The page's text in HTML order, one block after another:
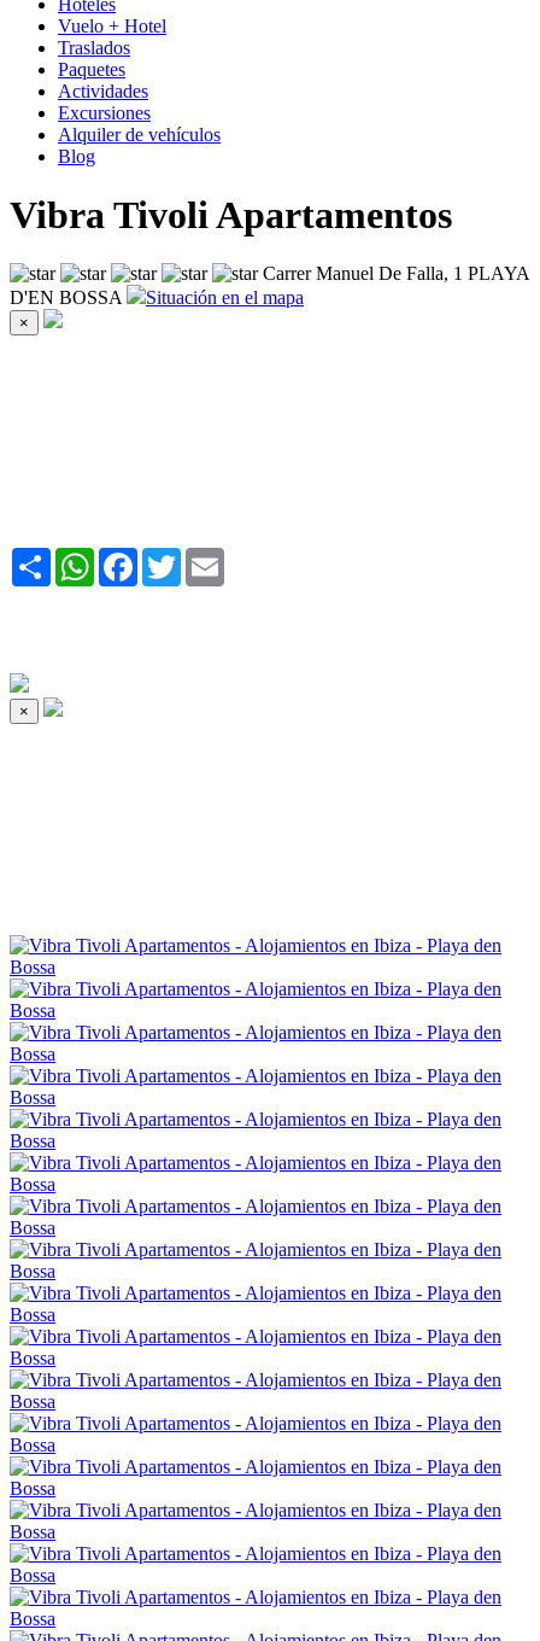
Vuelo + Hotel
Traslados
Paquetes
Actividades
Excursiones
Alquiler de vehículos
Blog
Vibra Tivoli Apartamentos
Carrer Manuel De Falla, 1 PLAYA
D'EN BOSSA
Situación en el mapa
×
Share WhatsAppFacebook
Twitter
×